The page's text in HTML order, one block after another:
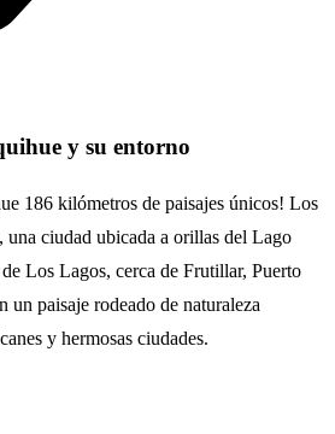
y su entorno
186 kilómetros de paisajes únicos! Los
una ciudad ubicada a orillas del Lago
Los Lagos, cerca de Frutillar, Puerto
un paisaje rodeado de naturaleza
y hermosas ciudades.